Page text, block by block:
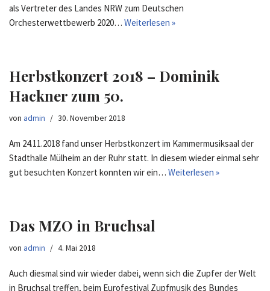
als Vertreter des Landes NRW zum Deutschen
Orchesterwettbewerb 2020… Weiterlesen »
Herbstkonzert 2018 – Dominik
Hackner zum 50.
von admin 30. November 2018
Am 24.11.2018 fand unser Herbstkonzert im Kammermusiksaal der
Stadthalle Mülheim an der Ruhr statt. In diesem wieder einmal sehr
gut besuchten Konzert konnten wir ein… Weiterlesen »
Das MZO in Bruchsal
von admin 4. Mai 2018
Auch diesmal sind wir wieder dabei, wenn sich die Zupfer der Welt
in Bruchsal treffen, beim Eurofestival Zupfmusik des Bundes